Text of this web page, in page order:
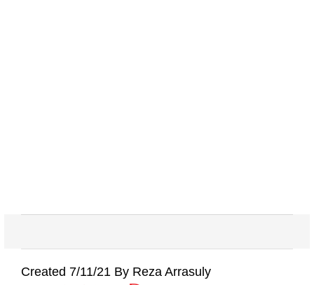
Created 7/11/21 By Reza Arrasuly